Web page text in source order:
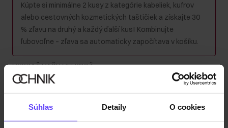
Súhlas Detaily O cookies
Kúpte si minimálne 2 kusy z kategórie kabeliek, kufrov
alebo cestovných kozmetických taštičiek a získajte 30
% zľavu na druhý a každý ďalší kus! Kombinujte
ľubovoľne – zľava sa automaticky započítava v košíku.
VYBRAŤ VAŠU VEĽKOSŤ:
Malý Stredný Veľký Súprava